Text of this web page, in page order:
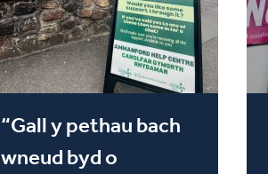
“Gall y pethau bach
wneud byd o